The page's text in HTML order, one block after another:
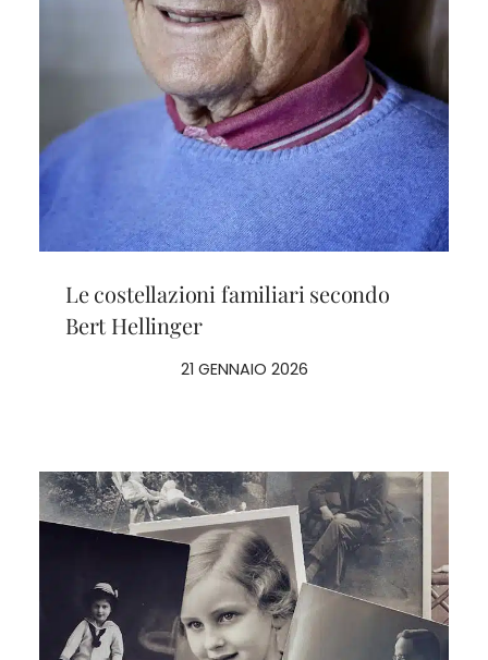
Le costellazioni familiari secondo
Bert Hellinger
21 GENNAIO 2026